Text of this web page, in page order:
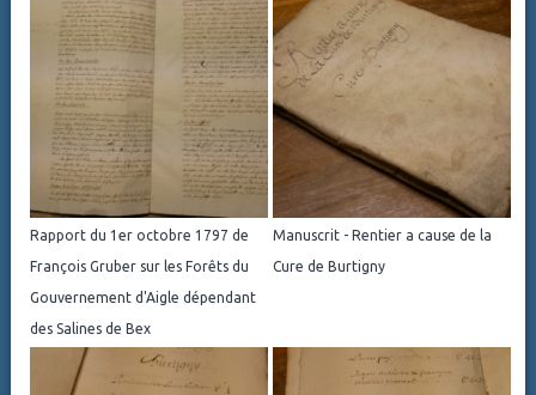
Rapport du 1er octobre 1797 de
François Gruber sur les Forêts du
Gouvernement d'Aigle dépendant
des Salines de Bex
Manuscrit - Rentier a cause de la
Cure de Burtigny